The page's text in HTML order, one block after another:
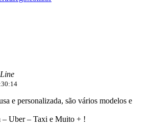
e personalizada, são vários modelos e
– Uber – Taxi e Muito + !